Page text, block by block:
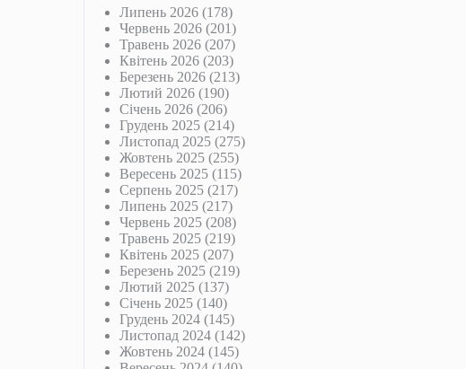
Липень 2026 (178)
Червень 2026 (201)
Травень 2026 (207)
Квітень 2026 (203)
Березень 2026 (213)
Лютий 2026 (190)
Січень 2026 (206)
Грудень 2025 (214)
Листопад 2025 (275)
Жовтень 2025 (255)
Вересень 2025 (115)
Серпень 2025 (217)
Липень 2025 (217)
Червень 2025 (208)
Травень 2025 (219)
Квітень 2025 (207)
Березень 2025 (219)
Лютий 2025 (137)
Січень 2025 (140)
Грудень 2024 (145)
Листопад 2024 (142)
Жовтень 2024 (145)